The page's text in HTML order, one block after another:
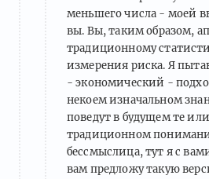
меньшего числа - моей
вы. Вы, таким образом,
традиционному
измерения риска. Я
- экономический -
некоем изначальном
поведут в будущем те
традиционном
бессмыслица, тут я с
вам предложу такую